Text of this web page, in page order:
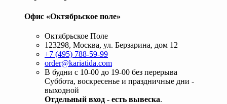
Офис «Октябрьское поле»
Октябрьское Поле
123298, Москва, ул. Берзарина, дом 12
+7 (495) 788-59-99
order@kariatida.com
В будни с 10-00 до 19-00 без перерыва
Суббота, воскресенье и праздничные дни -
выходной
Отдельный вход - есть вывеска.